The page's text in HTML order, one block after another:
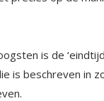
is de
is beschreven in